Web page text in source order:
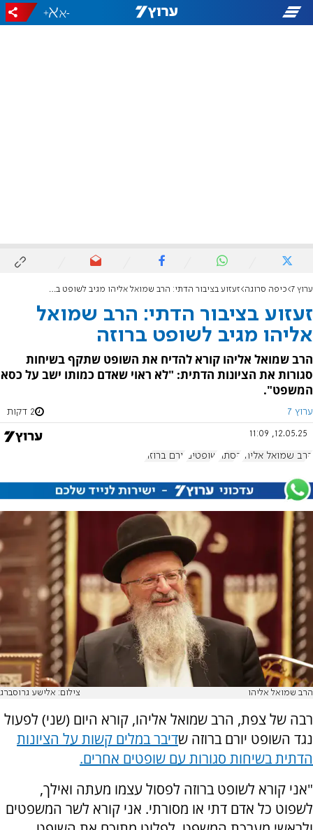
-
+
ערוץ 7 כיפה סרוגה זעזוע בציבור הדתי: הרב שמואל אליהו מגיב לשופט ברוזה
זעזוע בציבור הדתי: הרב שמואל
אליהו מגיב לשופט ברוזה
הרב שמואל אליהו קורא להדיח את השופט שתקף בשיחות
סגורות את הציונות הדתית: "לא ראוי שאדם כמותו ישב על כסא
המשפט".
ערוץ 7 2 דקות
12.05.25, 11:09
הרב שמואל אליהו הסתה שופטים יורם ברוזה
הרב שמואל אליהו צילום: אלישע גרוסברג
רבה של צפת, הרב שמואל אליהו, קורא היום (שני) לפעול
נגד השופט יורם ברוזה שדיבר במלים קשות על הציונות
הדתית בשיחות סגורות עם שופטים אחרים.
"אני קורא לשופט ברוזה לפסול עצמו מעתה ואילך,
לשפוט כל אדם דתי או מסורתי. אני קורא לשר המשפטים